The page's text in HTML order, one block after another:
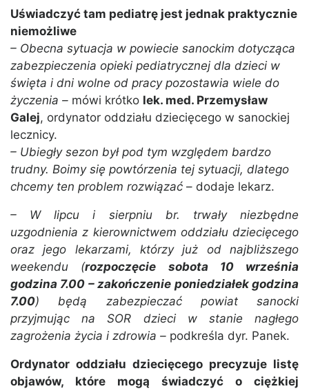
Uświadczyć tam pediatrę jest jednak praktycznie
niemożliwe
– Obecna sytuacja w powiecie sanockim dotycząca
zabezpieczenia opieki pediatrycznej dla dzieci w
święta i dni wolne od pracy pozostawia wiele do
życzenia – mówi krótko lek. med. Przemysław
Galej, ordynator oddziału dziecięcego w sanockiej
lecznicy.
– Ubiegły sezon był pod tym względem bardzo
trudny. Boimy się powtórzenia tej sytuacji, dlatego
chcemy ten problem rozwiązać – dodaje lekarz.
– W lipcu i sierpniu br. trwały niezbędne
uzgodnienia z kierownictwem oddziału dziecięcego
oraz jego lekarzami, którzy już od najbliższego
weekendu (rozpoczęcie sobota 10 września
godzina 7.00 – zakończenie poniedziałek godzina
7.00) będą zabezpieczać powiat sanocki
przyjmując na SOR dzieci w stanie nagłego
zagrożenia życia i zdrowia – podkreśla dyr. Panek.
Ordynator oddziału dziecięcego precyzuje listę
objawów, które mogą świadczyć o ciężkiej